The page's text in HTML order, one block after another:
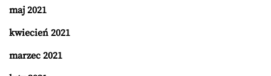
maj 2021
kwiecień 2021
marzec 2021